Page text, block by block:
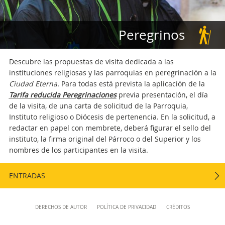
musei@scv.va
Peregrinos
Descubre las propuestas de visita dedicada a las
instituciones religiosas y las parroquias en peregrinación a la
Ciudad Eterna. Para todas está prevista la aplicación de la
Tarifa reducida Peregrinacionesprevia presentación, el día
de la visita, de una carta de solicitud de la Parroquia,
Instituto religioso o Diócesis de pertenencia. En la solicitud, a
redactar en papel con membrete, deberá figurar el sello del
instituto, la firma original del Párroco o del Superior y los
nombres de los participantes en la visita.
ENTRADAS
ContentDERECHOS DE AUTOR POLÍTICA DE PRIVACIDAD CRÉDITOS